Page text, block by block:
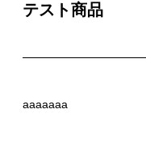
テスト商品
aaaaaaa